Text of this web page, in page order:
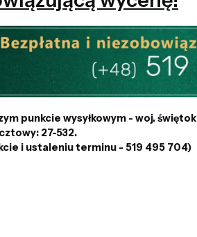
punkcie wysyłkowym - woj.
27-532.
i ustaleniu terminu - 519 495 704)